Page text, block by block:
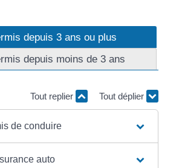
depuis 3 ans ou plus
depuis moins de 3 ans
Tout replier Tout déplier
de conduire
auto